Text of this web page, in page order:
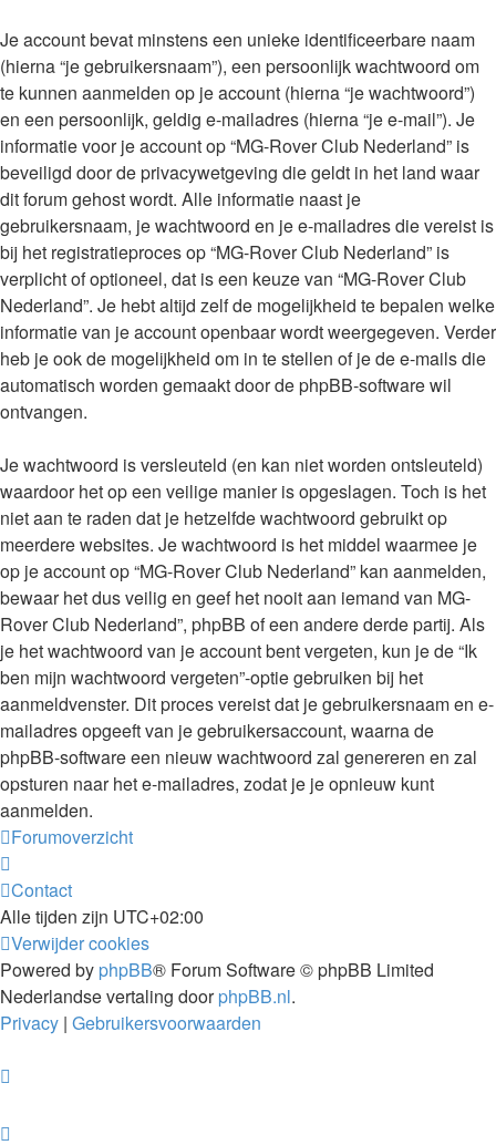
Je account bevat minstens een unieke identificeerbare naam
(hierna “je gebruikersnaam”), een persoonlijk wachtwoord om
te kunnen aanmelden op je account (hierna “je wachtwoord”)
en een persoonlijk, geldig e-mailadres (hierna “je e-mail”). Je
informatie voor je account op “MG-Rover Club Nederland” is
beveiligd door de privacywetgeving die geldt in het land waar
dit forum gehost wordt. Alle informatie naast je
gebruikersnaam, je wachtwoord en je e-mailadres die vereist is
bij het registratieproces op “MG-Rover Club Nederland” is
verplicht of optioneel, dat is een keuze van “MG-Rover Club
Nederland”. Je hebt altijd zelf de mogelijkheid te bepalen welke
informatie van je account openbaar wordt weergegeven. Verder
heb je ook de mogelijkheid om in te stellen of je de e-mails die
automatisch worden gemaakt door de phpBB-software wil
ontvangen.
Je wachtwoord is versleuteld (en kan niet worden ontsleuteld)
waardoor het op een veilige manier is opgeslagen. Toch is het
niet aan te raden dat je hetzelfde wachtwoord gebruikt op
meerdere websites. Je wachtwoord is het middel waarmee je
op je account op “MG-Rover Club Nederland” kan aanmelden,
bewaar het dus veilig en geef het nooit aan iemand van MG-
Rover Club Nederland”, phpBB of een andere derde partij. Als
je het wachtwoord van je account bent vergeten, kun je de “Ik
ben mijn wachtwoord vergeten”-optie gebruiken bij het
aanmeldvenster. Dit proces vereist dat je gebruikersnaam en e-
mailadres opgeeft van je gebruikersaccount, waarna de
phpBB-software een nieuw wachtwoord zal genereren en zal
opsturen naar het e-mailadres, zodat je je opnieuw kunt
aanmelden.
Forumoverzicht
Contact
Alle tijden zijn UTC+02:00
Verwijder cookies
Powered by phpBB® Forum Software © phpBB Limited
Nederlandse vertaling doorphpBB.nl.
Privacy | Gebruikersvoorwaarden